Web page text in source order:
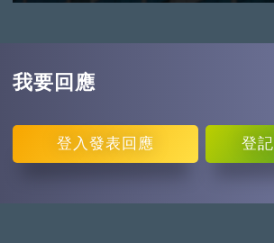
我要回應
登入 發表回應 登記